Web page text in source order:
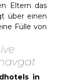
Eltern das
über einen
Fülle von
in